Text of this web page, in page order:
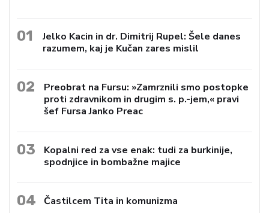
01
Jelko Kacin in dr. Dimitrij Rupel: Šele danes
razumem, kaj je Kučan zares mislil
02
Preobrat na Fursu: »Zamrznili smo postopke
proti zdravnikom in drugim s. p.-jem,« pravi
šef Fursa Janko Preac
03
Kopalni red za vse enak: tudi za burkinije,
spodnjice in bombažne majice
04 Častilcem Tita in komunizma